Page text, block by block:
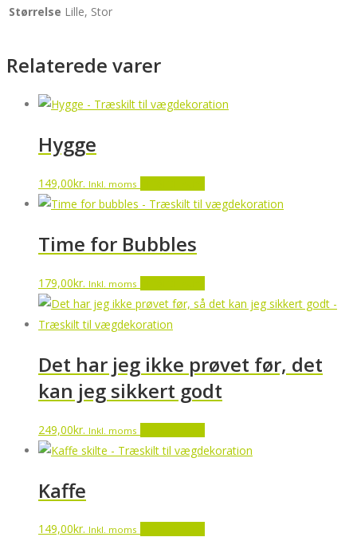
Størrelse Lille, Stor
Relaterede varer
Hygge
149,00kr. Inkl. moms
Time for Bubbles
179,00kr. Inkl. moms
Det har jeg ikke prøvet før, det
kan jeg sikkert godt
249,00kr. Inkl. moms
Kaffe
149,00kr. Inkl. moms